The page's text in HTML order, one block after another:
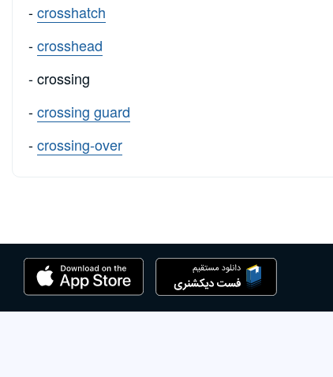
-crosshatch
-crosshead
- crossing
-crossing guard
-crossing-over